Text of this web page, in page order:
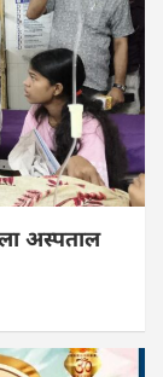
अस्पताल